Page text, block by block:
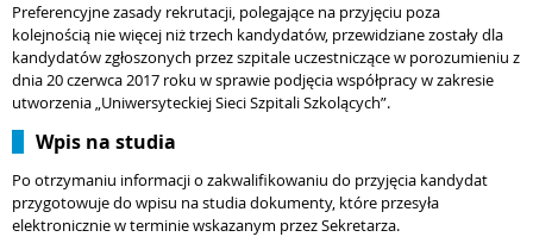
Preferencyjne zasady rekrutacji, polegające na przyjęciu poza
kolejnością nie więcej niż trzech kandydatów, przewidziane zostały dla
kandydatów zgłoszonych przez szpitale uczestniczące w porozumieniu z
dnia 20 czerwca 2017 roku w sprawie podjęcia współpracy w zakresie
utworzenia „Uniwersyteckiej Sieci Szpitali Szkolących”.
Wpis na studia
Po otrzymaniu informacji o zakwalifikowaniu do przyjęcia kandydat
przygotowuje do wpisu na studia dokumenty, które przesyła
elektronicznie w terminie wskazanym przez Sekretarza.